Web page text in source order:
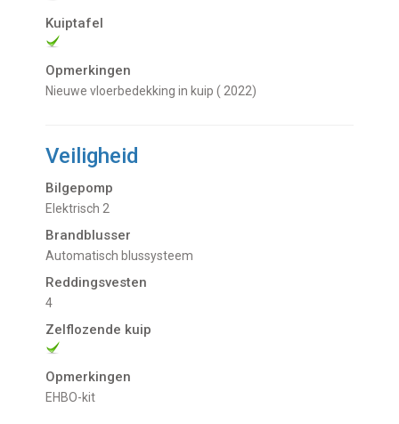
Kuiptafel
Opmerkingen
Nieuwe vloerbedekking in kuip ( 2022)
Veiligheid
Bilgepomp
Elektrisch 2
Brandblusser
automatisch blussysteem
Reddingsvesten
4
Zelflozende kuip
Opmerkingen
EHBO-kit